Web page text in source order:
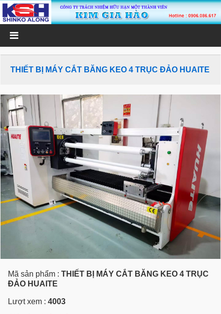
THIẾT BỊ MÁY CẮT BĂNG KEO 4 TRỤC ĐẢO HUAITE
Mã sản phẩm : THIẾT BỊ MÁY CẮT BĂNG KEO 4 TRỤC
ĐẢO HUAITE
Lượt xem : 4003